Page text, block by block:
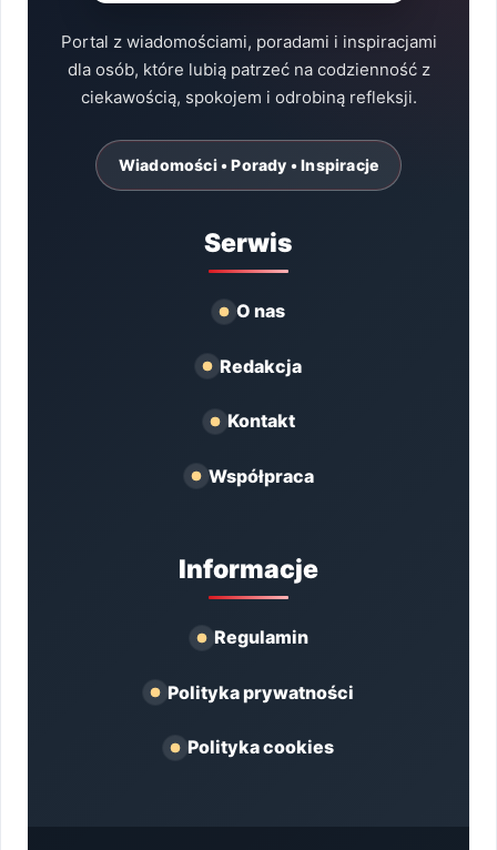
Portal z wiadomościami, poradami i inspiracjami
dla osób, które lubią patrzeć na codzienność z
ciekawością, spokojem i odrobiną refleksji.
Wiadomości • Porady • Inspiracje
Serwis
O nas
Redakcja
Kontakt
Współpraca
Informacje
Regulamin
Polityka prywatności
Polityka cookies